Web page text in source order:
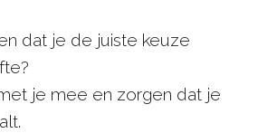
dat je de juiste keuze
je mee en zorgen dat je